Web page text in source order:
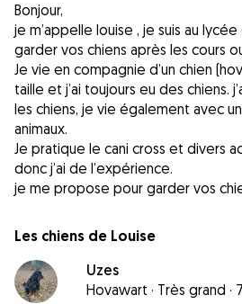
Bonjour,
je m’appelle louise , je suis au
garder vos chiens après les cours
Je vie en compagnie d’un chien
taille et j’ai toujours eu des chiens.
les chiens, je vie également avec
animaux.
Je pratique le cani cross et divers
donc j’ai de l’expérience.
je me propose pour garder vos
Les chiens de Louise
Uzes
Hovawart · Très grand ·